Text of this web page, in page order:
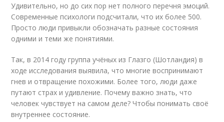
Удивительно, но до сих пор нет полного перечня эмоций.
Современные психологи подсчитали, что их более 500.
Просто люди привыкли обозначать разные состояния
одними и теми же понятиями.
Так, в 2014 году группа учёных из Глазго (Шотландия) в
ходе исследования выявила, что многие воспринимают
гнев и отвращение похожими. Более того, люди даже
путают страх и удивление. Почему важно знать, что
человек чувствует на самом деле? Чтобы понимать своё
внутреннее состояние.